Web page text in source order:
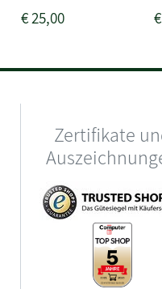
€25,00 €
Zertifikate